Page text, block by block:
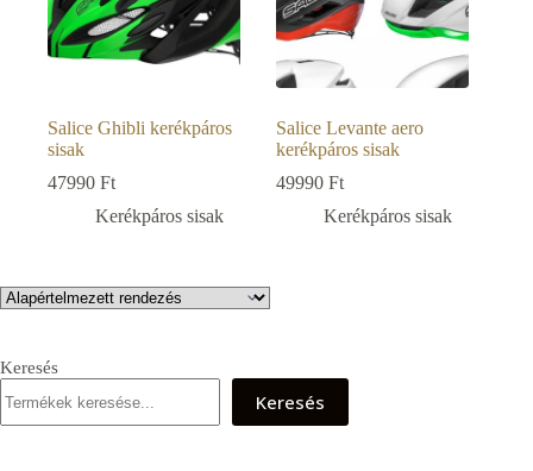
Salice Ghibli kerékpáros
sisak
47990 Ft
Kerékpáros sisak
Salice Levante aero
kerékpáros sisak
49990Ft
Kerékpáros sisak
Keresés
Keresés